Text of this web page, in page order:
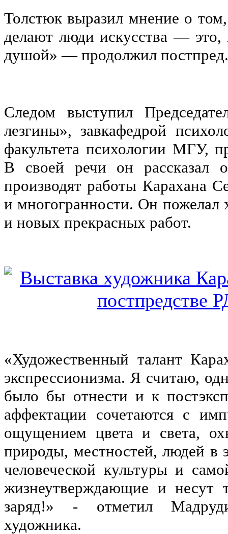
Толстюк выразил мнение о
делают люди искусства —
душой» — продолжил постпред.
Следом выступил
лезгины», завкафедрой
факультета психологии МГУ,
В своей речи он рассказал
производят работы Карахана
и многогранности. Он пожелал
и новых прекрасных работ.
«Художественный талант
экспрессионизма. Я считаю,
было бы отнести и к
аффектации сочетаются с
ощущением цвета и света,
природы, местностей, людей в
человеческой культуры и
жизнеутверждающие и несут
заряд!» - отметил
художника.